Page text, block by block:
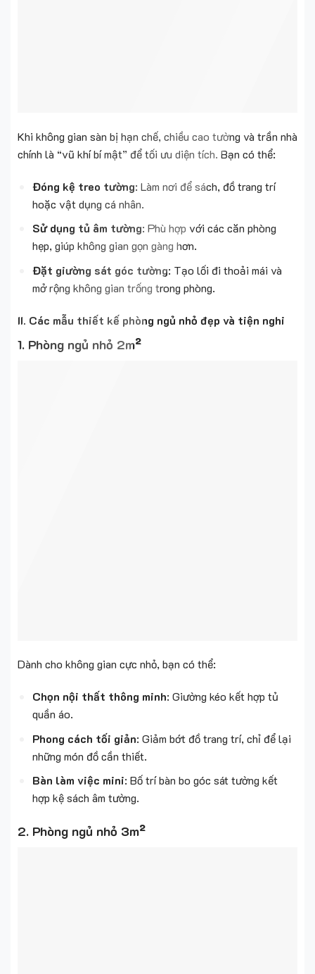
Khi không gian sàn bị hạn chế, chiều cao tường và trần nhà
chính là “vũ khí bí mật” để tối ưu diện tích. Bạn có thể:
Đóng kệ treo tường: Làm nơi để sách, đồ trang trí
hoặc vật dụng cá nhân.
Sử dụng tủ âm tường: Phù hợp với các căn phòng
hẹp, giúp không gian gọn gàng hơn.
Đặt giường sát góc tường: Tạo lối đi thoải mái và
mở rộng không gian trống trong phòng.
II. Các mẫu thiết kế phòng ngủ nhỏ đẹp và tiện nghi
1. Phòng ngủ nhỏ 2m²
Dành cho không gian cực nhỏ, bạn có thể:
Chọn nội thất thông minh: Giường kéo kết hợp tủ
quần áo.
Phong cách tối giản: Giảm bớt đồ trang trí, chỉ để lại
những món đồ cần thiết.
Bàn làm việc mini: Bố trí bàn bo góc sát tường kết
hợp kệ sách âm tường.
2. Phòng ngủ nhỏ 3m²